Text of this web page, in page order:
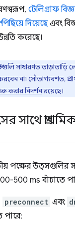
টেলিগ্রাফ
দিয়েছেএবং
করেছে।
সাধারণত
না৷ সৌভাগ্যবশত,
করার নিদর্শনরয়েছে।
সাথে
পক্ষের উত্সগুলির
500 ms বাঁচাতে
preconnect এবং
পারে: